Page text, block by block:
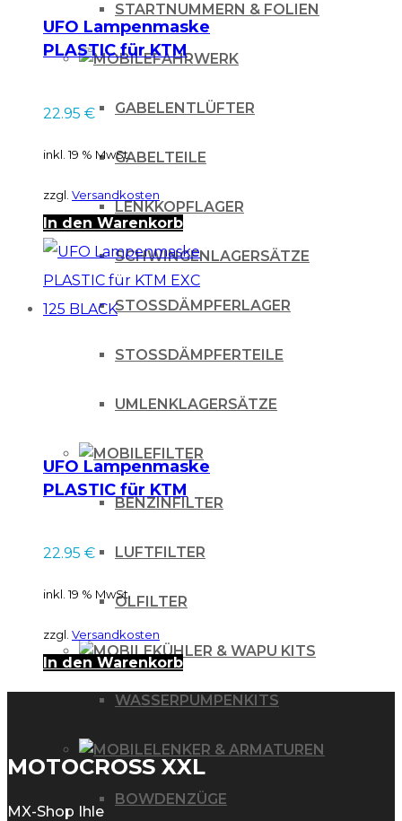
STARTNUMMERN & FOLIEN
FAHRWERK
GABELENTLÜFTER
GABELTEILE
LENKKOPFLAGER
SCHWINGENLAGERSÄTZE
STOSSDÄMPFERLAGER
STOSSDÄMPFERTEILE
UMLENKLAGERSÄTZE
FILTER
BENZINFILTER
LUFTFILTER
ÖLFILTER
KÜHLER & WAPU KITS
WASSERPUMPENKITS
LENKER & ARMATUREN
BOWDENZÜGE
UFO Lampenmaske
PLASTIC für KTM
22.95 €
inkl. 19 % MwSt.
zzgl. Versandkosten
In den Warenkorb
UFO Lampenmaske
PLASTIC für KTM
EXC 125 BLACK
22.95 €
inkl. 19 % MwSt.
zzgl. Versandkosten
In den Warenkorb
MOTOCROSS XXL
MX-Shop Ihle